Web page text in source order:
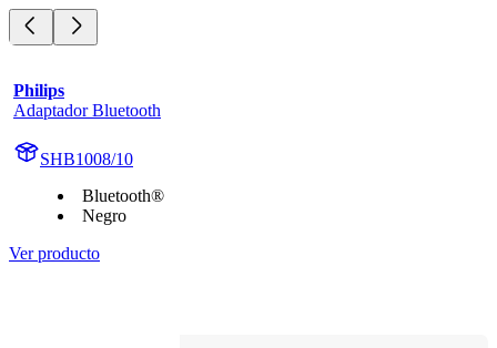
Philips
Adaptador Bluetooth
SHB1008/10
Bluetooth®
Negro
Ver producto